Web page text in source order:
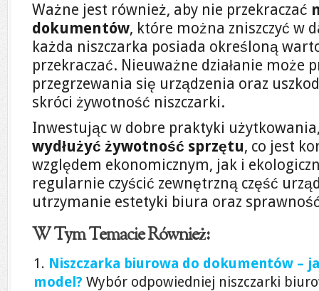
Ważne jest również, aby nie przekraczać
dokumentów, które można zniszczyć w
każda niszczarka posiada określoną
przekraczać. Nieuważne działanie może
przegrzewania się urządzenia oraz
skróci żywotność niszczarki.
Inwestując w dobre praktyki
wydłużyć żywotność sprzętu, co jest
względem ekonomicznym, jak i
regularnie czyścić zewnętrzną część
utrzymanie estetyki biura oraz
W Tym Temacie Również:
Niszczarka biurowa do dokumentów –
model? Wybór odpowiedniej niszczarki